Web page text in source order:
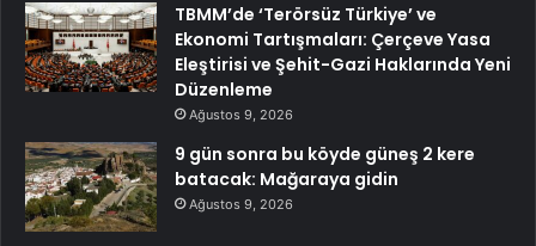
TBMM’de ‘Terörsüz Türkiye’ ve
Ekonomi Tartışmaları: Çerçeve Yasa
Eleştirisi ve Şehit-Gazi Haklarında Yeni
Düzenleme
Ağustos 9, 2026
9 gün sonra bu köyde güneş 2 kere
batacak: Mağaraya gidin
Ağustos 9, 2026